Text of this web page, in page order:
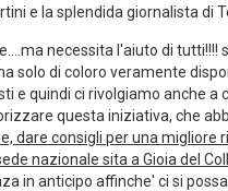
e la splendida giornalista di
necessita l'aiuto di
solo di coloro veramente
e quindi ci rivolgiamo anche a
questa iniziativa, che
dare consigli per una
nazionale sita a Gioia del
in anticipo affinche' ci si